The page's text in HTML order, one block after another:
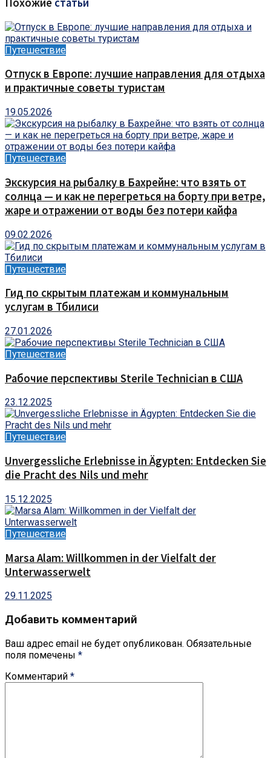
Путешествие
Отпуск в Европе: лучшие направления для отдыха
и практичные советы туристам
19.05.2026
Путешествие
Экскурсия на рыбалку в Бахрейне: что взять от
солнца — и как не перегреться на борту при ветре,
жаре и отражении от воды без потери кайфа
09.02.2026
Путешествие
Гид по скрытым платежам и коммунальным
услугам в Тбилиси
27.01.2026
Путешествие
Рабочие перспективы Sterile Technician в США
23.12.2025
Путешествие
Unvergessliche Erlebnisse in Ägypten: Entdecken Sie
die Pracht des Nils und mehr
15.12.2025
Путешествие
Marsa Alam: Willkommen in der Vielfalt der
Unterwasserwelt
29.11.2025
Добавить комментарий
Ваш адрес email не будет опубликован. Обязательные
поля помечены *
Комментарий *